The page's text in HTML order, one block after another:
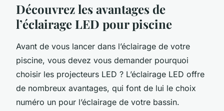
Découvrez les avantages de
l’éclairage LED pour piscine
Avant de vous lancer dans l’éclairage de votre
piscine, vous devez vous demander pourquoi
choisir les projecteurs LED ? L’éclairage LED offre
de nombreux avantages, qui font de lui le choix
numéro un pour l’éclairage de votre bassin.